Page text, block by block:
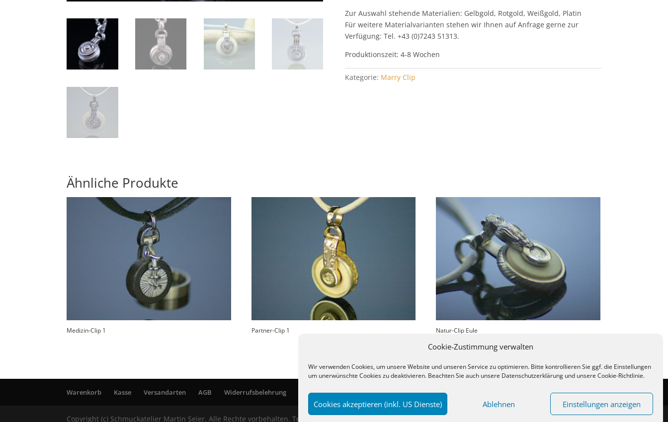
Cookie-Zustimmung verwalten
Wir verwenden Cookies, um unsere Website und unseren Service zu optimieren. Bitte kontrollieren Sie ggf. die Einstellungen
um unerwünschte Cookies zu deaktivieren. Beachten Sie auch unsere Datenschutzerklärung und unsere Cookie-Richtlinie.
Cookies akzeptieren (inkl. US Dienste) Ablehnen Einstellungen anzeigen
Zur Auswahl stehende Materialien: Gelbgold, Rotgold, Weißgold, Platin
Für weitere Materialvarianten stehen wir Ihnen auf Anfrage gerne zur
Verfügung: Tel. +43 (0)7243 51313.
Produktionszeit: 4-8 Wochen
Kategorie: Marry Clip
Ähnliche Produkte
Medizin-Clip 1 Partner-Clip 1 Natur-Clip Eule
Warenkorb Kasse Versandarten AGB Widerrufsbelehrung Zahlungsarten Impressum | Datenschutz
Copyright (c) Schmuckatelier Martin Seier. Alle Rechte vorbehalten. Technik: